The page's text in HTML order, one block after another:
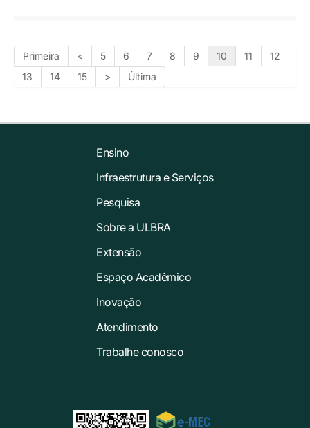
Primeira < 5 6 7 8 9 10 11
12
13
14 15 > Última
Ensino
Infraestrutura e Serviços
Pesquisa
Sobre a ULBRA
Extensão
Espaço Acadêmico
Inovação
Atendimento
Trabalhe conosco